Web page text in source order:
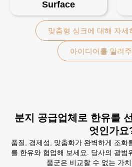
Surface
맞춤형 싱크에 대해 자세
아이디어를 알려
분지 공급업체로 한유를
엇인가요
품질, 경제성, 맞춤화가 완벽하게 조화
를 한유와 협업해 보세요. 당사의 광범
품군은 비교할 수 없는 가